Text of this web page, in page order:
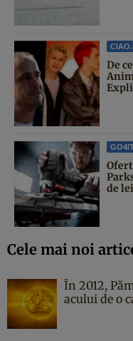
De
de lei
Cele mai noi
În 2012,
acului de o